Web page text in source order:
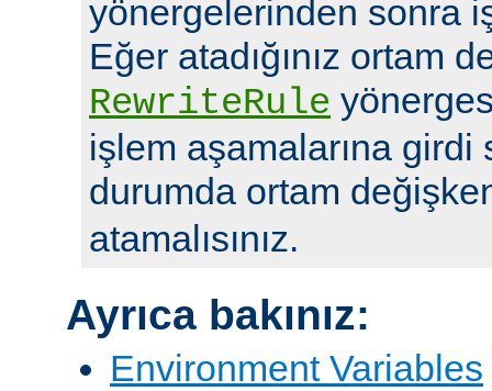
yönergelerinden sonra
Eğer atadığınız ortam
RewriteRule
işlem aşamalarına girdi
durumda ortam
atamalısınız.
Ayrıca bakınız:
Environment Variables